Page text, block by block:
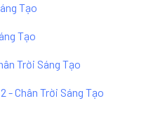
Tạo
Tạo
Trời Sáng Tạo
- Chân Trời Sáng Tạo